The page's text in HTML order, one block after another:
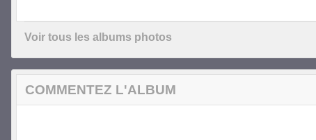
Voir tous les albums photos
COMMENTEZ L'ALBUM